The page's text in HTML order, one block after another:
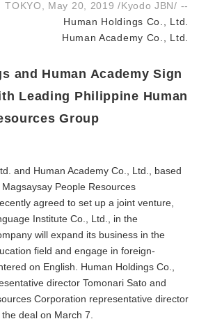
TOKYO, May 20, 2019 /Kyodo JBN/ --
Human Holdings Co., Ltd.
Human Academy Co., Ltd.
and Human Academy Sign
Leading Philippine Human
Group
and Human Academy Co., Ltd., based
People Resources
agreed to set up a joint venture,
Institute Co., Ltd., in the
will expand its business in the
field and engage in foreign-
on English. Human Holdings Co.,
director Tomonari Sato and
Corporation representative director
deal on March 7.